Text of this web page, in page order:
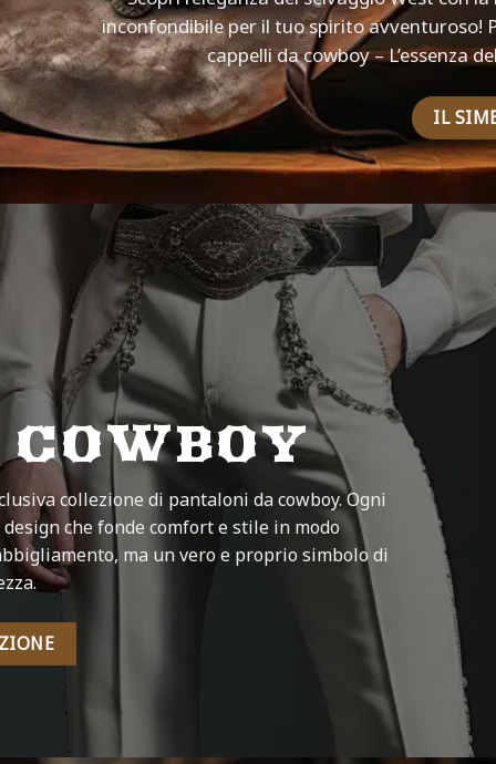
inconfondibile per il tuo spirito
cappelli da cowboy – L’essenza
IL
collezione di pantaloni da cowboy. Ogni
che fonde comfort e stile in modo
ma un vero e proprio simbolo di